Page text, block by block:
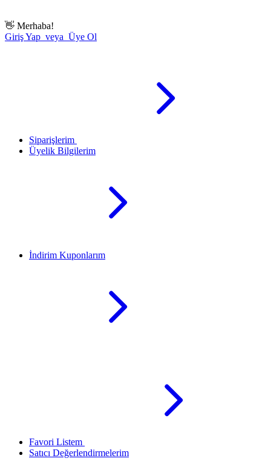
👋 Merhaba!
Giriş Yap veya Üye Ol
Siparişlerim
Üyelik Bilgilerim
İndirim Kuponlarım
Favori Listem
Satıcı Değerlendirmelerim